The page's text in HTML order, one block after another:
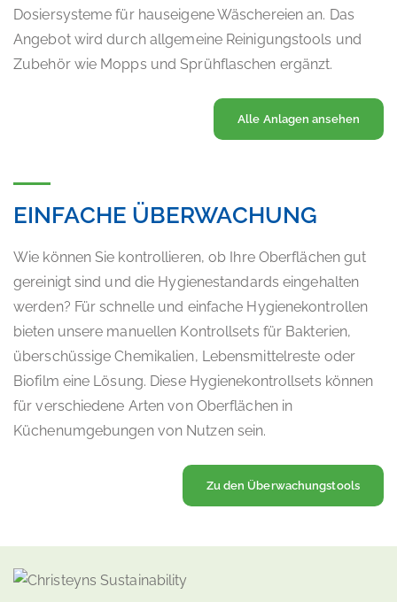
Dosiersysteme für hauseigene Wäschereien an. Das
Angebot wird durch allgemeine Reinigungstools und
Zubehör wie Mopps und Sprühflaschen ergänzt.
Alle Anlagen ansehen
EINFACHE ÜBERWACHUNG
Wie können Sie kontrollieren, ob Ihre Oberflächen gut
gereinigt sind und die Hygienestandards eingehalten
werden? Für schnelle und einfache Hygienekontrollen
bieten unsere manuellen Kontrollsets für Bakterien,
überschüssige Chemikalien, Lebensmittelreste oder
Biofilm eine Lösung. Diese Hygienekontrollsets können
für verschiedene Arten von Oberflächen in
Küchenumgebungen von Nutzen sein.
Zu den Überwachungstools